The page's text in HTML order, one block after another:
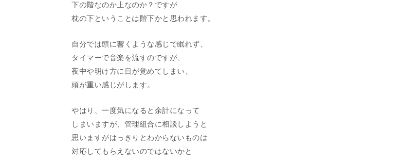
下の階なのか上なのか？ですが
枕の下ということは階下かと思われます。
自分では頭に響くような感じで眠れず、
タイマーで音楽を流すのですが、
夜中や明け方に目が覚めてしまい、
頭が重い感じがします。
やはり、一度気になると余計になって
しまいますが、管理組合に相談しようと
思いますがはっきりとわからないものは
対応してもらえないのではないかと